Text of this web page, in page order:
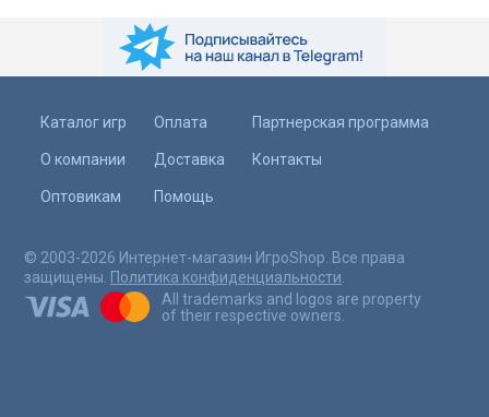
Каталог игр
О компании
Оптовикам
Оплата
Доставка
Помощь
Партнерская программа
Контакты
© 2003-2026 Интернет-магазин ИгроShop. Все права
защищены. Политика конфиденциальности
All trademarks and logos are property
of their respective owners.